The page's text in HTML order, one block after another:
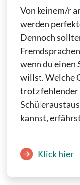
Von keinem/r
werden
Dennoch
wenn du einen
willst. Welche
trotz fehlender
kannst,
Klick hier